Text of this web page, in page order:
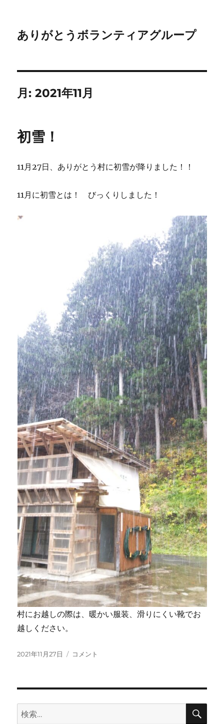
ありがとうボランティアグループ
月:2021年11月
初雪！
11月27日、ありがとう村に初雪が降りました！！
11月に初雪とは！ びっくりしました！
村にお越しの際は、暖かい服装、滑りにくい靴でお
越しください。
投
2021年11月27日
初
コメント
検
検